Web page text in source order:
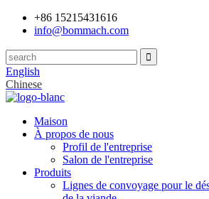
+86 15215431616
info@bommach.com
English
Chinese
Maison
À propos de nous
Profil de l'entreprise
Salon de l'entreprise
Produits
Lignes de convoyage pour le